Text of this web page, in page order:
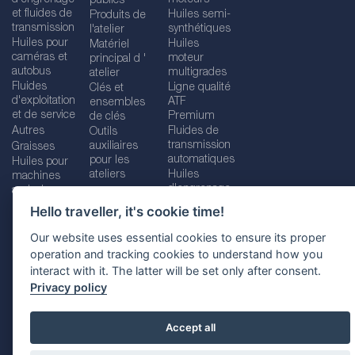
Hello traveller, it's cookie time!
Our website uses essential cookies to ensure its proper
operation and tracking cookies to understand how you
interact with it. The latter will be set only after consent.
Privacy policy
Accept all
et fluides de
transmission
Huiles pour
caméras et
autobus
Fluides
d'exploitation
et de service
Autres
Graisses
Huiles pour
machines
agricoles
Produits de
l'atelier
Matériel
principal d '
atelier
Clés et
ensembles
de clés
Outils
auxiliaires
pour les
ateliers
Huiles semi-
synthétiques
Huiles
moteur
multigrades
Ligne qualité
ATF
Premium
Fluides de
transmission
automatiques
Huiles
d'engrenage
Imprint Legal disclaimer Privacy policy
Cookies policy Location selector